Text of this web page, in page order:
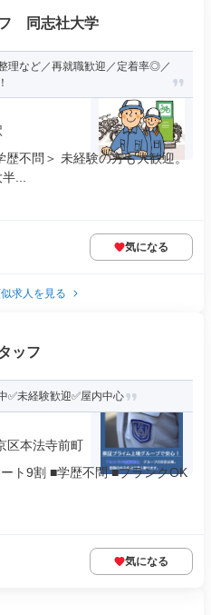
同志社大学
理など／再就職歓迎／定着率◎／
不問＞ 未経験の方も大歓迎。
...
気になる
求人を見る
ッフ
✅未経験歓迎✅屋内中心
区本法寺前町
ト9割 ■学歴不問 ■ブランクOK
気になる